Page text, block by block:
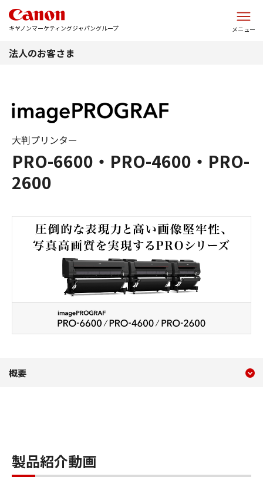
キヤノンマーケティングジャパングループ メニュー
法人のお客さま
PRO-6600・PRO-4600・PRO-
2600
大判プリンター
PRO-6600・PRO-4600・
現在のコンテンツ
概要
製品紹介動画